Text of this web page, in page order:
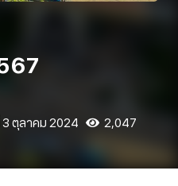
3 ตุลาคม 2024 2,047